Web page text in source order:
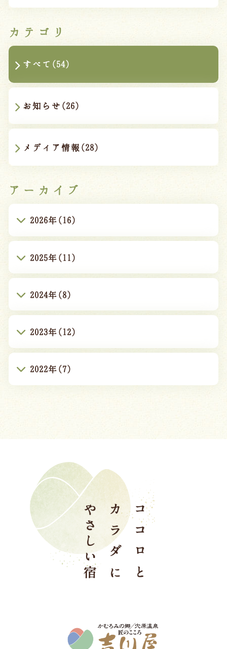
カテゴリ
すべて(54)
お知らせ(26)
メディア情報(28)
アーカイブ
2026年(16)
2025年(11)
2024年(8)
2023年(12)
2022年(7)